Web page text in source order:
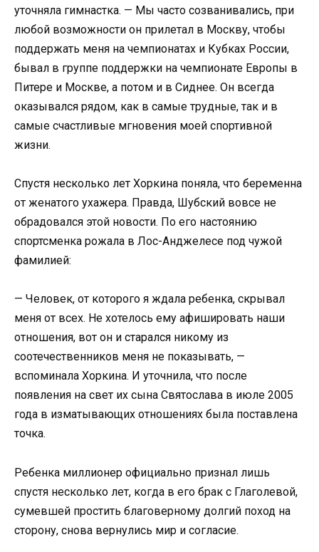
уточняла гимнастка. — Мы часто созванивались, при
любой возможности он прилетал в Москву, чтобы
поддержать меня на чемпионатах и Кубках России,
бывал в группе поддержки на чемпионате Европы в
Питере и Москве, а потом и в Сиднее. Он всегда
оказывался рядом, как в самые трудные, так и в
самые счастливые мгновения моей спортивной
жизни.
Спустя несколько лет Хоркина поняла, что беременна
от женатого ухажера. Правда, Шубский вовсе не
обрадовался этой новости. По его настоянию
спортсменка рожала в Лос-Анджелесе под чужой
фамилией:
— Человек, от которого я ждала ребенка, скрывал
меня от всех. Не хотелось ему афишировать наши
отношения, вот он и старался никому из
соотечественников меня не показывать, —
вспоминала Хоркина. И уточнила, что после
появления на свет их сына Святослава в июле 2005
года в изматывающих отношениях была поставлена
точка.
Ребенка миллионер официально признал лишь
спустя несколько лет, когда в его брак с Глаголевой,
сумевшей простить благоверному долгий поход на
сторону, снова вернулись мир и согласие.